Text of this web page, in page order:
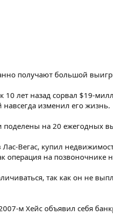
получают большой
лет назад сорвал $19-
навсегда изменил его жизнь.
на 20 ежегодных
Вегас, купил
операция на позвоночнике
так как он не
м Хейс объявил себя